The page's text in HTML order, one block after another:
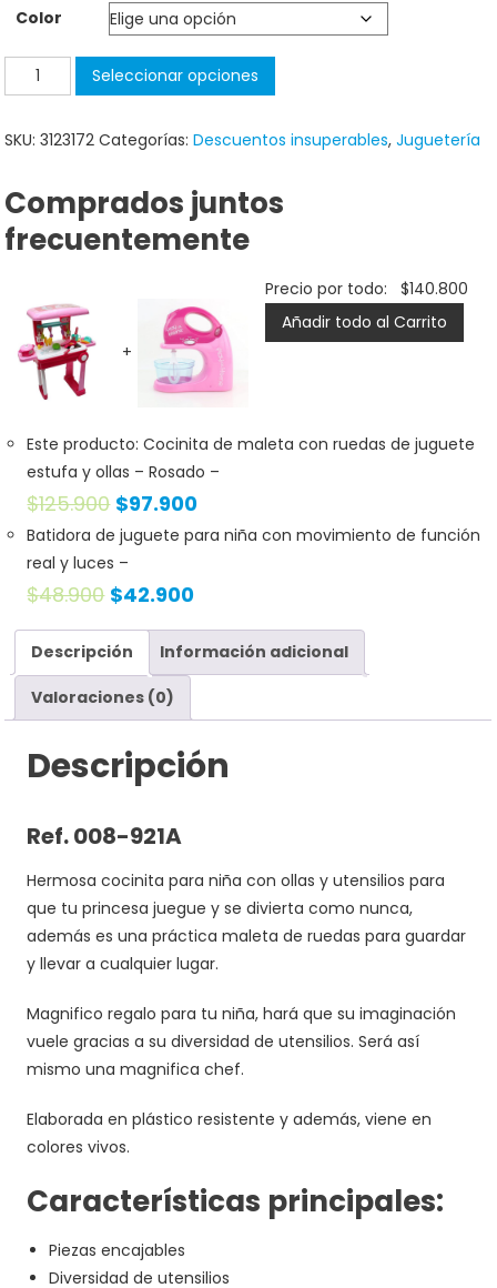
Color
Seleccionar opciones
SKU:3123172 Categorías:Descuentos insuperables,Juguetería
Comprados juntos
frecuentemente
+
Precio por todo: $140.800
Añadir todo al Carrito
Este producto: Cocinita de maleta con ruedas de juguete
estufa y ollas – Rosado –
$125.900 $97.900
Batidora de juguete para niña con movimiento de función
real y luces –
$48.900 $42.900
Descripción Información adicional
Valoraciones (0)
Descripción
Ref. 008-921A
Hermosa cocinita para niña con ollas y utensilios para
que tu princesa juegue y se divierta como nunca,
además es una práctica maleta de ruedas para guardar
y llevar a cualquier lugar.
Magnifico regalo para tu niña, hará que su imaginación
vuele gracias a su diversidad de utensilios. Será así
mismo una magnifica chef.
Elaborada en plástico resistente y además, viene en
colores vivos.
Características principales:
Piezas encajables
Diversidad de utensilios